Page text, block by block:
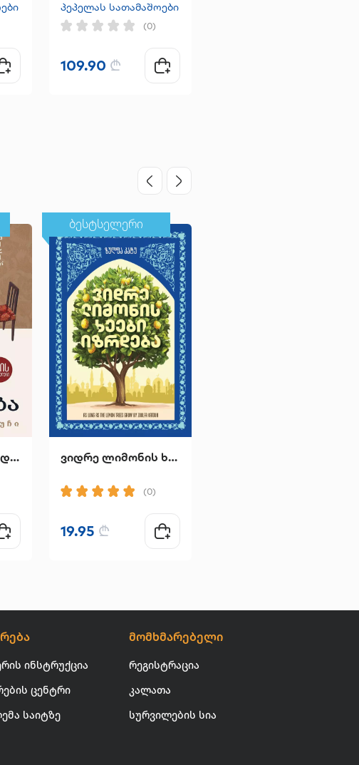
პეპელას სათამაშოები
(0)
109.90 ₾
სანამ ყავა გაცივდება
ბესტსელერი
ვიდრე ლიმონის ხეები იზრდება
(0)
19.95 ₾
ინსტრუქცია
ცენტრი
საიტზე
მომხმარებელი
რეგისტრაცია
კალათა
სურვილების სია